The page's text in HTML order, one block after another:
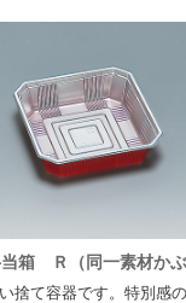
箱 Ｒ（同一素材かぶ
捨て容器です。特別感